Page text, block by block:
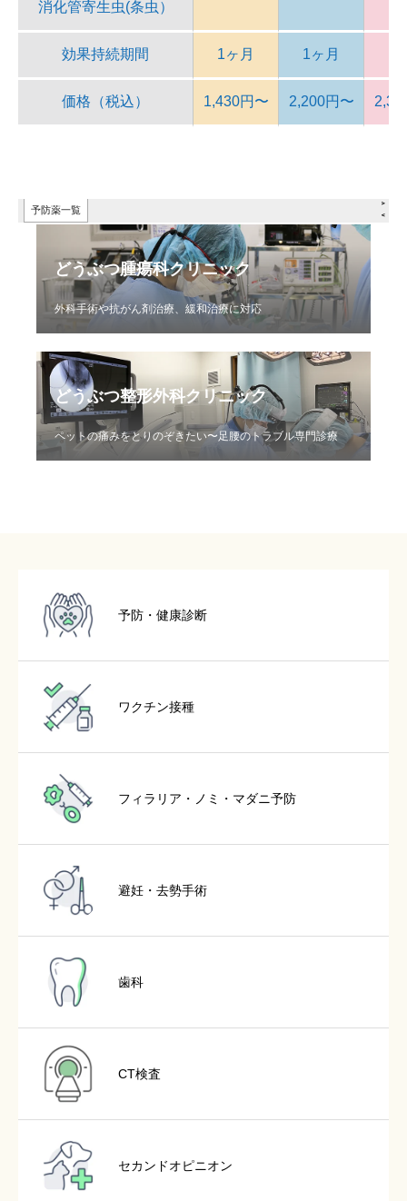
どうぶつ腫瘍科クリニック
外科手術や抗がん剤治療、緩和治療に対応
どうぶつ整形外科クリニック
ペットの痛みをとりのぞきたい〜足腰のトラブル専門診療
予防・健康診断
ワクチン接種
フィラリア・ノミ・マダニ予防
避妊・去勢手術
歯科
CT検査
セカンドオピニオン